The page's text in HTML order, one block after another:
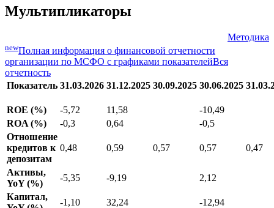
19.06.2025
млрд рублей
Мультипликаторы
newПолная информация о финансовой отчетности
отчетность
Показатель
31.03.2026 31.12.2025 30.06.2025
ROE (%) -5,72 11,58
-10,49
ROA (%)
Отношение
кредитов к
депозитам